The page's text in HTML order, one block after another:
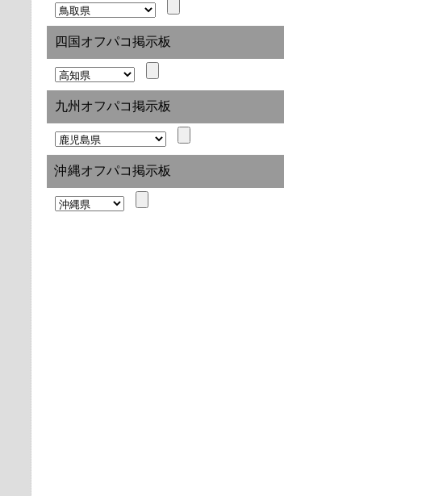
四国オフパコ掲示板
九州オフパコ掲示板
沖縄オフパコ掲示板